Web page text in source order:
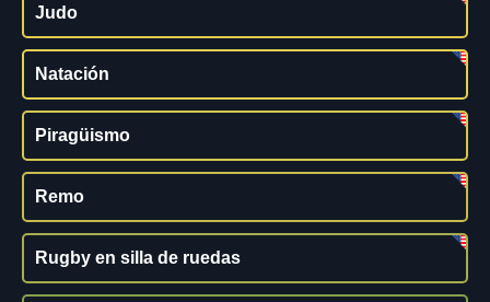
Judo
Natación
Piragüismo
Remo
Rugby en silla de ruedas